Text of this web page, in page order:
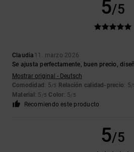
5/5
Claudia 11. marzo 2026
Se ajusta perfectamente, buen precio,
Mostrar original - Deutsch
Comodidad : 5/5 Relación calidad-precio: 5/
Material : 5 /5 Color: 5/5
Recomiendo este producto
5/5